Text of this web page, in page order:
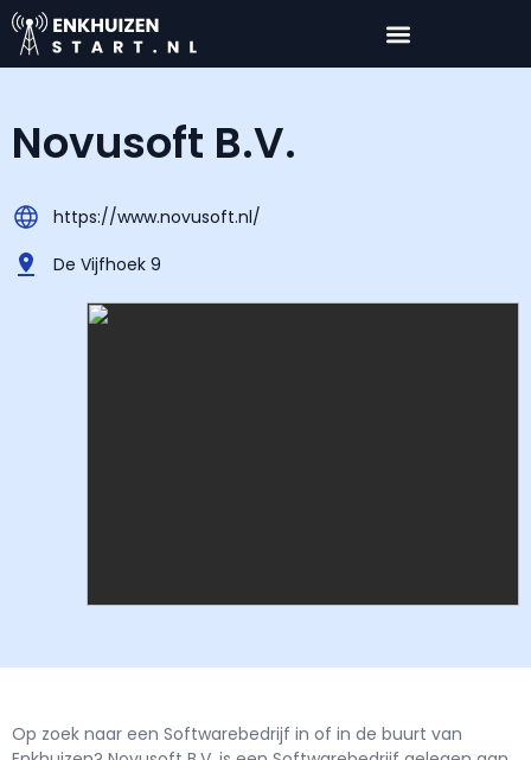
Novusoft B.V.
https://www.novusoft.nl/
De Vijfhoek 9
Op zoek naar een Softwarebedrijf in of in de buurt van